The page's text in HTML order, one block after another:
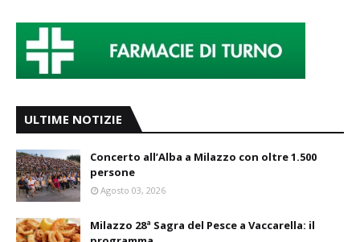
ULTIME NOTIZIE
Concerto all’Alba a Milazzo con oltre 1.500
persone
Agosto 03, 2026
Milazzo 28ª Sagra del Pesce a Vaccarella: il